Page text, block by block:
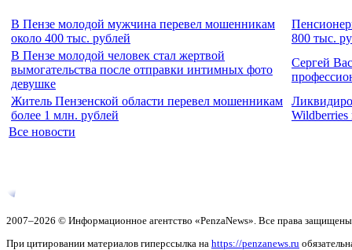
В Пензе молодой мужчина перевел мошенникам
около 400 тыс. рублей
800 тыс.
В Пензе молодой человек стал жертвой
вымогательства после отправки интимных фото
девушке
Сергей
Житель Пензенской области перевел мошенникам
более 1 млн. рублей
Все новости
2007–2026 © Информационное агентство «PenzaNews». Все права
При цитировании материалов гиперссылка на https://penzanews.ru